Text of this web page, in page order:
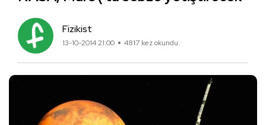
Fizikist
13-10-2014 21:00 4817 kez okundu.